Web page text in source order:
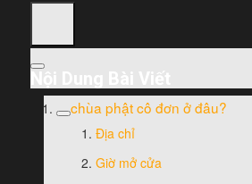
chùa phật cô đơn ở đâu?
Địa chỉ
Giờ mở cửa